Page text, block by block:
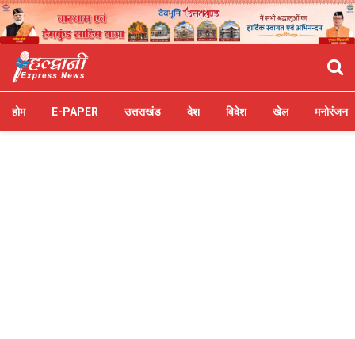
होम E-PAPER उत्तराखंड देश विदेश खेल मनोरंजन